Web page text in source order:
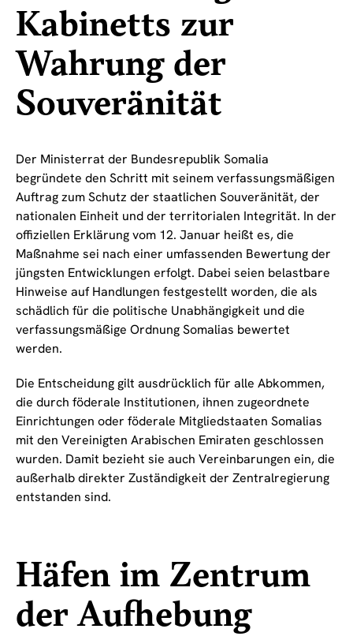
Kabinetts zur
Wahrung der
Souveränität
Der Ministerrat der Bundesrepublik Somalia
begründete den Schritt mit seinem verfassungsmäßigen
Auftrag zum Schutz der staatlichen Souveränität, der
nationalen Einheit und der territorialen Integrität. In der
offiziellen Erklärung vom 12. Januar heißt es, die
Maßnahme sei nach einer umfassenden Bewertung der
jüngsten Entwicklungen erfolgt. Dabei seien belastbare
Hinweise auf Handlungen festgestellt worden, die als
schädlich für die politische Unabhängigkeit und die
verfassungsmäßige Ordnung Somalias bewertet
werden.
Die Entscheidung gilt ausdrücklich für alle Abkommen,
die durch föderale Institutionen, ihnen zugeordnete
Einrichtungen oder föderale Mitgliedstaaten Somalias
mit den Vereinigten Arabischen Emiraten geschlossen
wurden. Damit bezieht sie auch Vereinbarungen ein, die
außerhalb direkter Zuständigkeit der Zentralregierung
entstanden sind.
Häfen im Zentrum
der Aufhebung